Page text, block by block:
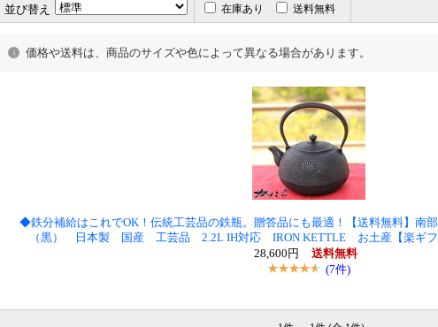
並び替え 在庫あり 送料無料
価格や送料は、商品のサイズや色によって異なる場合があります。
◆鉄分補給はこれでOK！伝統工芸品の鉄瓶。贈答品にも最適！【送料無料】
（黒） 日本製 国産 工芸品 2.2L IH対応 IRON KETTLE お土産【楽ギフ_
28,600円
送料無料
(7件)